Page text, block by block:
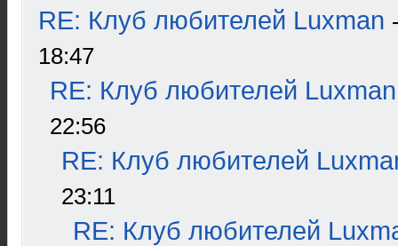
RE: Клуб любителей Luxman
18:47
RE: Клуб любителей Luxman
22:56
RE: Клуб любителей
23:11
RE: Клуб любителей